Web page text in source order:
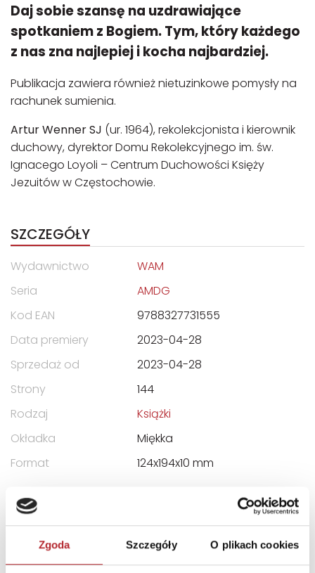
Zgoda Szczegóły O plikach cookies
Daj sobie szansę na uzdrawiające
spotkaniem z Bogiem. Tym, który każdego
z nas zna najlepiej i kocha najbardziej.
Publikacja zawiera również nietuzinkowe pomysły na
rachunek sumienia.
Artur Wenner SJ (ur. 1964), rekolekcjonista i kierownik
duchowy, dyrektor Domu Rekolekcyjnego im. św.
Ignacego Loyoli – Centrum Duchowości Księży
Jezuitów w Częstochowie.
SZCZEGÓŁY
Wydawnictwo
WAM
Seria
AMDG
Kod EAN
9788327731555
Data premiery
2023-04-28
Sprzedaż od
2023-04-28
Strony
144
Rodzaj
Książki
Okładka
Miękka
Format
124x194x10 mm
DANE OSOBY ODPOWIEDZIALNEJ
Nazwa
WYDAWNICTWO WAM
Ulica
ul. KOPERNIKA 26